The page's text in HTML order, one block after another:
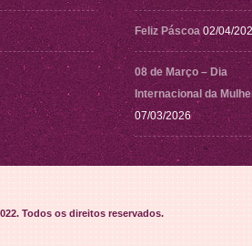
Feliz Páscoa 02/04/
08 de Março – Dia
Internacional da
07/03/2026
. Todos os direitos reservados.